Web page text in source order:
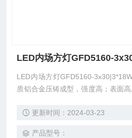
LED内场方灯GFD5160-
LED内场方灯GFD5160-3x30|3*18W产品特
质铝合金压铸成型，强度高；表面
积工作及场景照明。
更新时间：2024-03-23
产品型号：